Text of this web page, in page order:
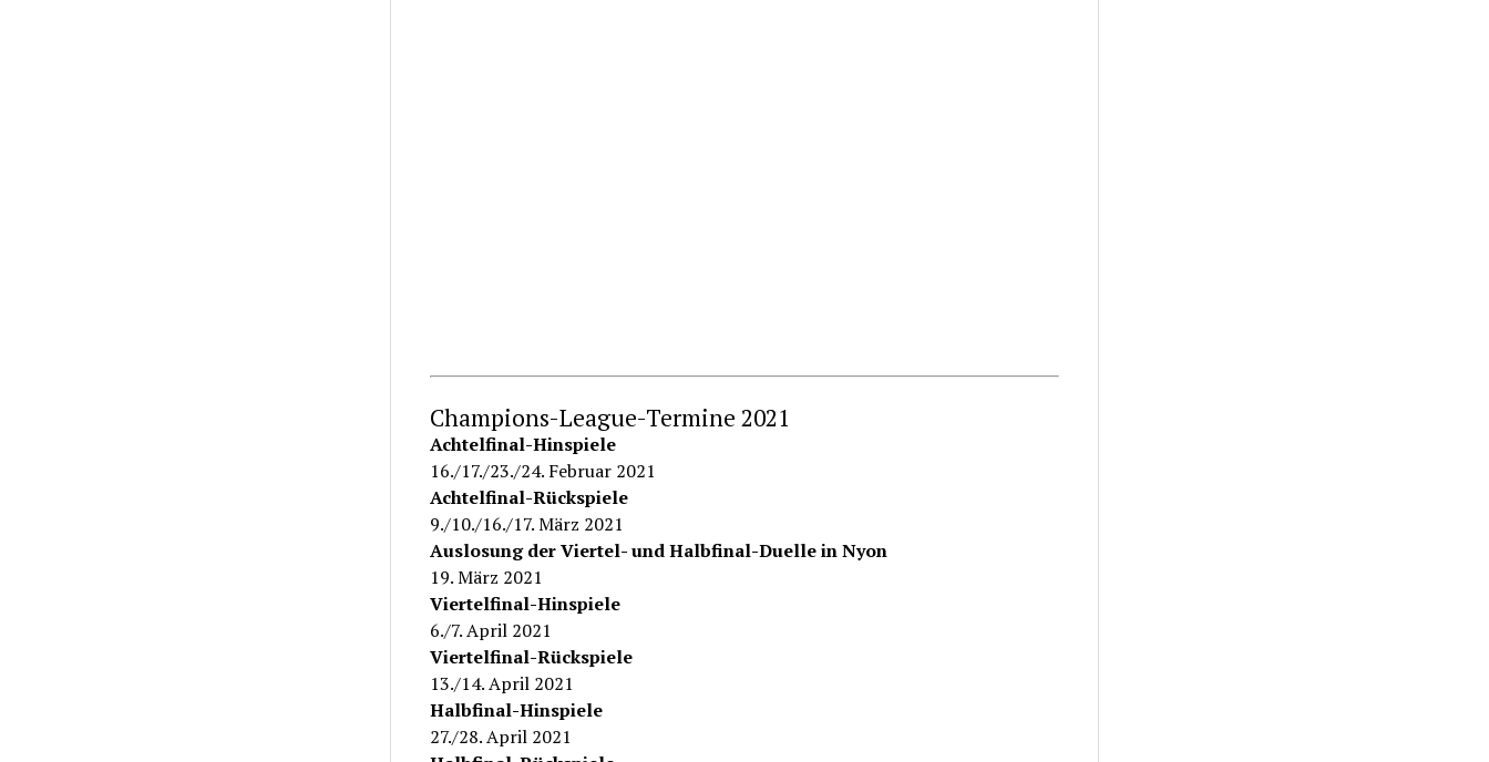
Champions-League-Termine 2021
Achtelfinal-Hinspiele
16./17./23./24. Februar 2021
Achtelfinal-Rückspiele
9./10./16./17. März 2021
Auslosung der Viertel- und Halbfinal-Duelle in Nyon
19. März 2021
Viertelfinal-Hinspiele
6./7. April 2021
Viertelfinal-Rückspiele
13./14. April 2021
Halbfinal-Hinspiele
27./28. April 2021